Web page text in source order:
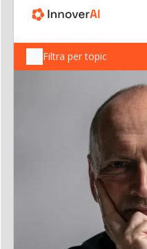
Filtra per topic